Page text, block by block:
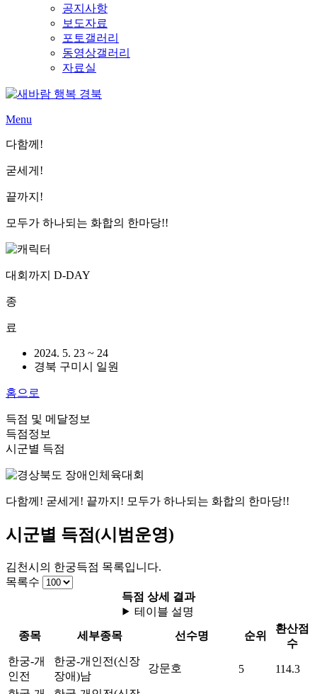
공지사항
보도자료
포토갤러리
동영상갤러리
자료실
Menu
다함께!
굳세게!
끝까지!
모두가 하나되는 화합의 한마당!!
대회까지 D-DAY
종
료
2024. 5. 23 ~ 24
경북 구미시 일원
홈으로
득점 및 메달정보
득점정보
시군별 득점
다함께! 굳세게! 끝까지! 모두가 하나되는 화합의 한마당!!
시군별 득점(시범운영)
김천시 의 한궁득점 목록입니다.
목록수
득점 상세 결과
테이블 설명
종목
세부종목 선수명 순위
환산점
수
한궁-개
인전
한궁-개인전(신장
장애)남
강문호 5 114.3